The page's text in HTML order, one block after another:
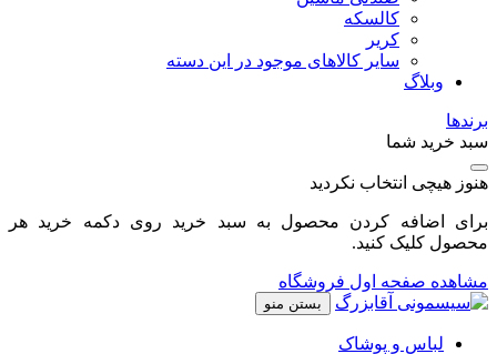
کالسکه
کریر
سایر کالاهای موجود در این دسته
وبلاگ
برندها
سبد خرید شما
هنوز هیچی انتخاب نکردید
برای اضافه کردن محصول به سبد خرید روی دکمه خرید هر
محصول کلیک کنید.
مشاهده صفحه اول فروشگاه
بستن منو
لباس و پوشاک